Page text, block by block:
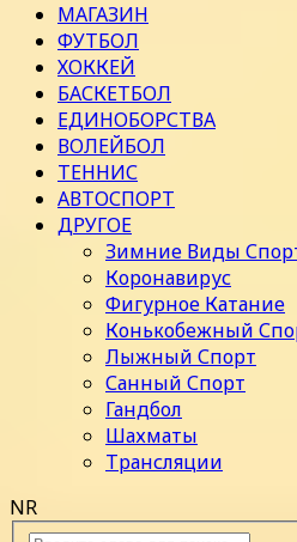
МАГАЗИН
ФУТБОЛ
ХОККЕЙ
БАСКЕТБОЛ
ЕДИНОБОРСТВА
ВОЛЕЙБОЛ
ТЕННИС
АВТОСПОРТ
ДРУГОЕ
Зимние Виды
Коронавирус
Фигурное Катание
Конькобежный
Лыжный Спорт
Санный Спорт
Гандбол
Шахматы
Трансляции
NR